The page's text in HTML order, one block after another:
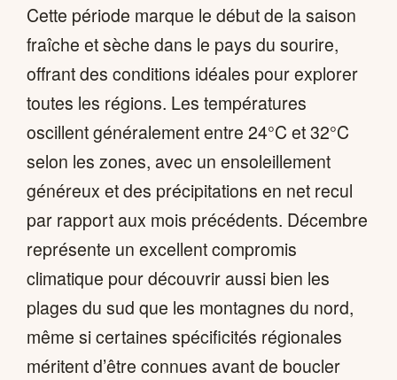
Cette période marque le début de la saison
fraîche et sèche dans le pays du sourire,
offrant des conditions idéales pour explorer
toutes les régions. Les températures
oscillent généralement entre 24°C et 32°C
selon les zones, avec un ensoleillement
généreux et des précipitations en net recul
par rapport aux mois précédents. Décembre
représente un excellent compromis
climatique pour découvrir aussi bien les
plages du sud que les montagnes du nord,
même si certaines spécificités régionales
méritent d’être connues avant de boucler